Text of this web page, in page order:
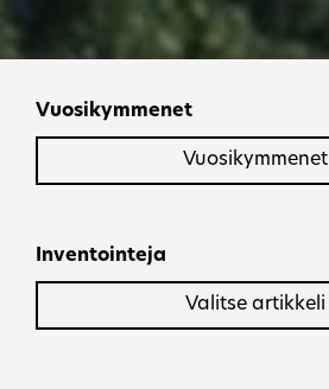
Vuosikymmenet
Vuosikymmenet
Inventointeja
Valitse artikkeli